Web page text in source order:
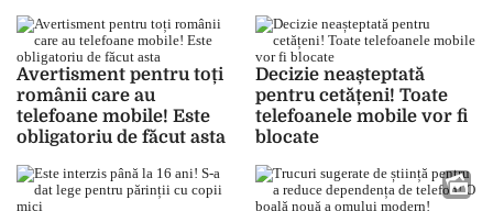
Avertisment pentru toți
românii care au
telefoane mobile! Este
obligatoriu de făcut asta
Decizie neașteptată
pentru cetățeni! Toate
telefoanele mobile vor fi
blocate